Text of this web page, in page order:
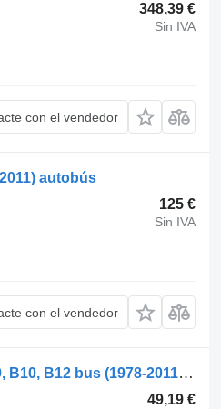
348,39 €
Sin IVA
con el vendedor
autobús
125 €
Sin IVA
con el vendedor
Volvo B9 (01.02-) 0385700 40276600 pistón para Volvo B6, B7, B9, B10, B12 bus (1978-2011) autobús
49,19 €